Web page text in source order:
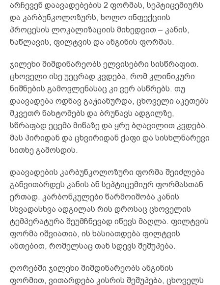
არჩევენ დაავადებების 2 ფორმას, სეპტიცემიურს
და კარბუნკოლოზურს, ხოლო ინფექციის
პროცესის ლოკალიზაციის მიხედვით – კანის,
ნაწლავის, ფილტვის და ანგინის ფორმას.
ჯილეხი მიმდინარეობს ელვისებრი სისწრაფით.
ცხოველი ისე უეცრად კვდება, რომ კლინიკური
ნიშნების გამოვლენასაც კი ვერ ასწრებს. თუ
დაავადება ოდნავ გაჭიანურდა, ცხოველი აკეთებს
მკვეთრ ნახტომებს და ბრუნავს ადგილზე,
სწრაფად ეცემა მიწაზე და ყრუ ბღავილით კვდება.
მას პირიდან და ცხვირიდან ქაფი და სისხლნარევი
სითხე გამოსდის.
დაავადების კარბუნკოლოზური ფორმა შეიძლება
განვითარდეს კანის ან სეპტიცემიურ ფორმასთან
ერთად. კარბონკულები წარმოიშობა კანის
სხვადასხვა ადგილას რის დროსაც ცხოველის
ტემპერატურა შეუმჩნევად იწევს მაღლა. ფილტვის
ფორმა იშვიათია, ის ხასიათდება ფილტვის
ანთებით, რომელსაც თან სდევს შეშუპება.
ღორებში ჯილეხი მიმდინარეობს ანგინის
ფორმით, ვითარდება კისრის შეშუპება, ცხოველს